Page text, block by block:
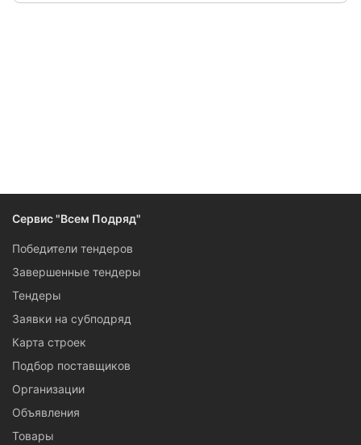
Сервис "Всем Подряд"
Победители тендеров
Завершенные тендеры
Тендеры
Заявки на субподряд
Карта строек
Подбор поставщиков
Организации
Объявления
Товары